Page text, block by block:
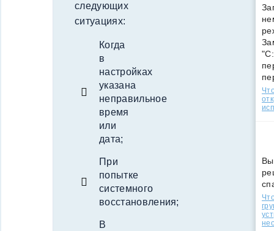
следующих
ситуациях:
Когда
в
настройках
указана
неправильное
время
или
дата;
При
попытке
системного
восстановления;
В